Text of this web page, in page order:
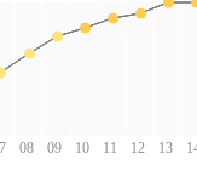
08 09 10 11 12 13